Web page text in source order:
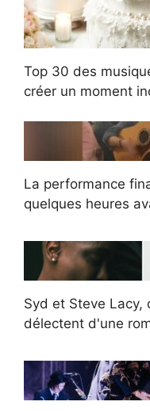
Top 30 des
créer un moment
La performance
quelques heures
Syd et Steve Lacy,
délectent d'une